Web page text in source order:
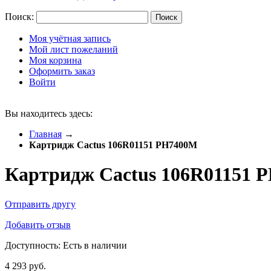
Поиск: Поиск
Моя учётная запись
Мой лист пожеланий
Моя корзина
Оформить заказ
Войти
Вы находитесь здесь:
Главная →
Картридж Cactus 106R01151 PH7400M
Картридж Cactus 106R01151
Отправить другу
Добавить отзыв
Доступность: Есть в наличии
4 293 руб.